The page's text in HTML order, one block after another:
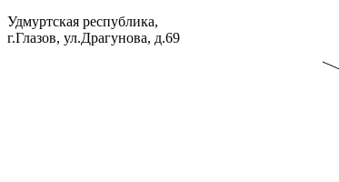
Удмуртская республика,
г.Глазов, ул.Драгунова, д.69